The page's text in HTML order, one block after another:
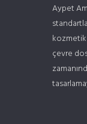
Aypet
çevre